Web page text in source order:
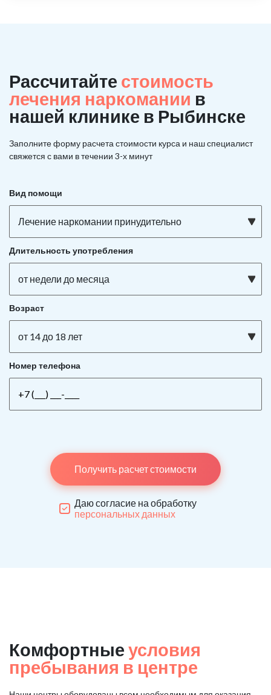
Рассчитайте стоимость
лечения наркомании в
нашей клинике в Рыбинске
Заполните форму расчета стоимости курса и наш специалист
свяжется с вами в течении 3-х минут
Вид помощи
Лечение наркомании принудительно
Длительность употребления
от недели до месяца
Возраст
от 14 до 18 лет
Номер телефона
Получить расчет стоимости
Даю согласие на обработку
персональных данных
Комфортные условия
пребывания в центре